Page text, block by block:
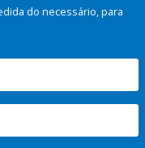
do necessário, para